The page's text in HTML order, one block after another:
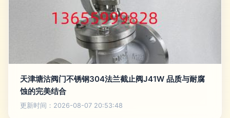
天津塘沽阀门不锈钢304法兰截止阀J41W 品质与耐腐
蚀的完美结合
更新时间：2026-08-07 20:53:48